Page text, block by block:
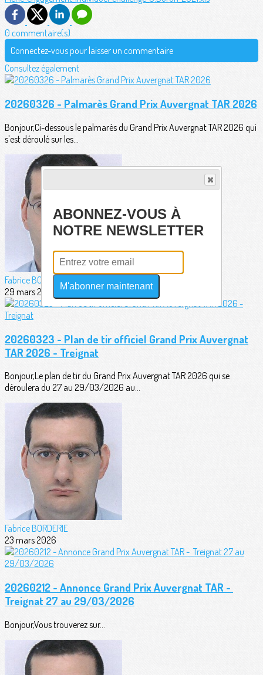
0 commentaire(s)
Connectez-vous pour laisser un commentaire
Consultez également
20260326 - Palmarès Grand Prix Auvergnat TAR 2026
Bonjour,Ci-dessous le palmarès du Grand Prix Auvergnat TAR 2026 qui
s'est déroulé sur les...
Fabrice BORDERIE
29 mars 2026
20260323 - Plan de tir officiel Grand Prix Auvergnat
TAR 2026 - Treignat
Bonjour,Le plan de tir du Grand Prix Auvergnat TAR 2026 qui se
déroulera du 27 au 29/03/2026 au...
Fabrice BORDERIE
23 mars 2026
20260212 - Annonce Grand Prix Auvergnat TAR -
Treignat 27 au 29/03/2026
Bonjour,Vous trouverez sur...
ABONNEZ-VOUS À
NOTRE NEWSLETTER
M'abonner maintenant